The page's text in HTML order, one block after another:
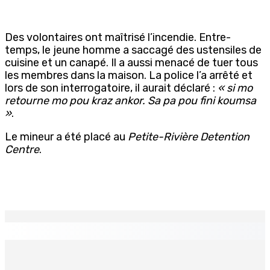
Des volontaires ont maîtrisé l’incendie. Entre-
temps, le jeune homme a saccagé des ustensiles de
cuisine et un canapé. Il a aussi menacé de tuer tous
les membres dans la maison. La police l’a arrêté et
lors de son interrogatoire, il aurait déclaré : « si mo
retourne mo pou kraz ankor. Sa pa pou fini koumsa
».
Le mineur a été placé au Petite-Rivière Detention
Centre.